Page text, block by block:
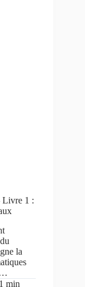
Livre 1 :
la
1 min